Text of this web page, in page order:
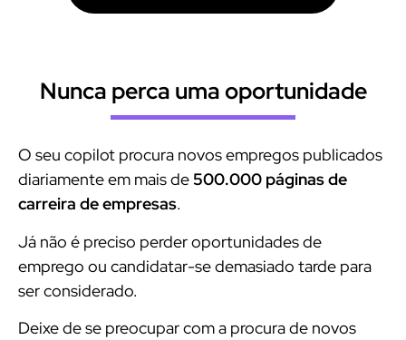
Nunca perca uma oportunidade
O seu copilot procura novos empregos publicados
diariamente em mais de500.000 páginas de
carreira de empresas.
Já não é preciso perder oportunidades de
emprego ou candidatar-se demasiado tarde para
ser considerado.
Deixe de se preocupar com a procura de novos